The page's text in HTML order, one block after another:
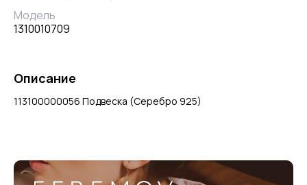
Модель
1310010709
Описание
113100000056 Подвеска (Серебро 925)